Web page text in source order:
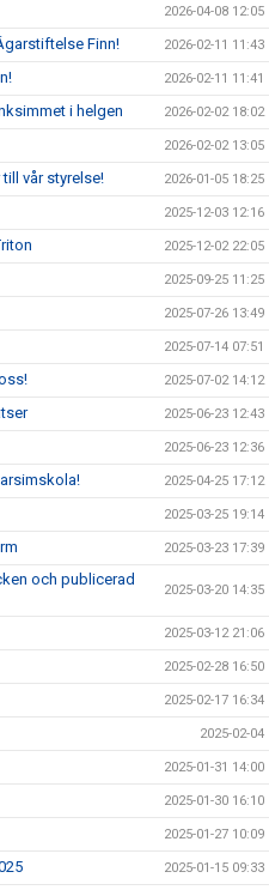
2026-04-08 12:05
Finn! 2026-02-11 11:43
2026-02-11 11:41
i helgen 2026-02-02 18:02
2026-02-02 13:05
vår styrelse! 2026-01-05 18:25
2025-12-03 12:16
2025-12-02 22:05
2025-09-25 11:25
2025-07-26 13:49
2025-07-14 07:51
2025-07-02 14:12
2025-06-23 12:43
2025-06-23 12:36
2025-04-25 17:12
2025-03-25 19:14
2025-03-23 17:39
och publicerad
2025-03-20 14:35
2025-03-12 21:06
2025-02-28 16:50
2025-02-17 16:34
2025-02-04
2025-01-31 14:00
2025-01-30 16:10
2025-01-27 10:09
2025-01-15 09:33